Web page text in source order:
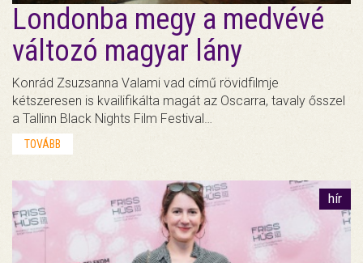
Londonba megy a medvévé
változó magyar lány
Konrád Zsuzsanna Valami vad című rövidfilmje
kétszeresen is kvailifikálta magát az Oscarra, tavaly ősszel
a Tallinn Black Nights Film Festival…
TOVÁBB
hír